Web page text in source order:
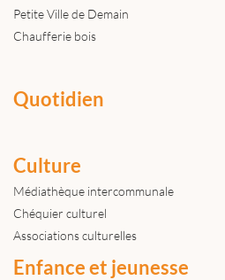
Petite Ville de Demain
Chaufferie bois
Quotidien
Culture
Médiathèque intercommunale
Chéquier culturel
Associations culturelles
Enfance et jeunesse